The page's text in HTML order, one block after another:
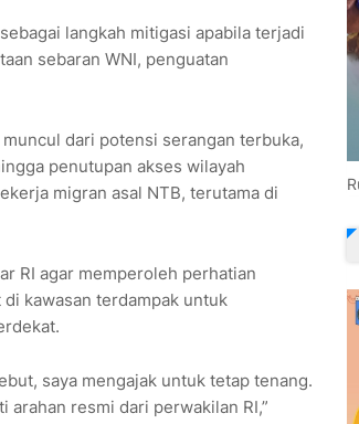
langkah mitigasi apabila terjadi
sebaran WNI, penguatan
dari potensi serangan terbuka,
penutupan akses wilayah
migran asal NTB, terutama di
RI agar memperoleh perhatian
kawasan terdampak untuk
saya mengajak untuk tetap tenang.
arahan resmi dari perwakilan RI,”